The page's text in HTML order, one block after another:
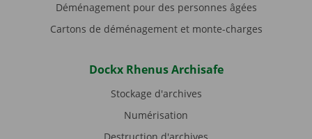
Déménagement pour des personnes âgées
Cartons de déménagement et monte-charges
Dockx Rhenus Archisafe
Stockage d'archives
Numérisation